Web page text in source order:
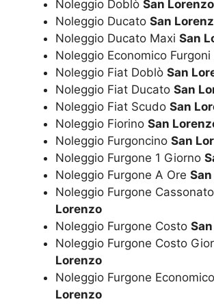
Noleggio Doblò San Lorenzo
Noleggio Ducato San
Noleggio Ducato Maxi San
Noleggio Economico Furgoni
Noleggio Fiat Doblò San
Noleggio Fiat Ducato San
Noleggio Fiat Scudo San
Noleggio Fiorino San
Noleggio Furgoncino San
Noleggio Furgone 1 Giorno
Noleggio Furgone A Ore
Noleggio Furgone Cassonato
Lorenzo
Noleggio Furgone Costo
Noleggio Furgone Costo
Lorenzo
Noleggio Furgone Economico
Lorenzo